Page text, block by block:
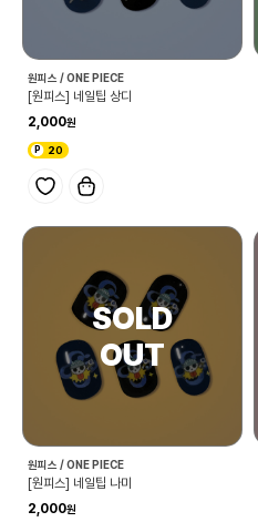
원피스 / ONE PIECE
[원피스] 네일팁 상디
2,000
20
원피스 / ONE PIECE
[원피스] 네일팁 나미
2,000